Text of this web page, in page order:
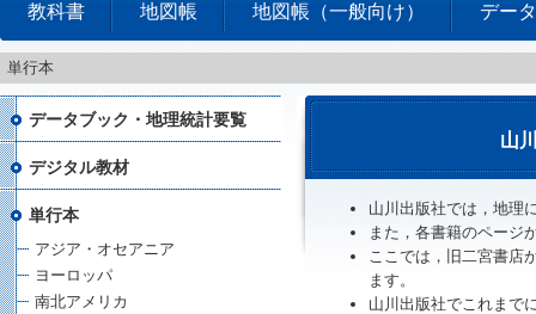
教科書 地図帳 地図帳（一般向け） デー
単行本
山
山川出版社では，地理
また，各書籍のページ
ここでは，旧二宮書店
ます。
山川出版社でこれまで
データブック・地理統計要覧
デジタル教材
単行本
アジア・オセアニア
ヨーロッパ
南北アメリカ